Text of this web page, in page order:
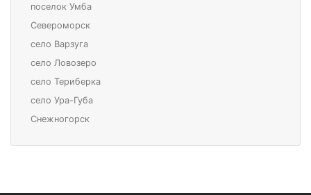
поселок Умба
Североморск
село Варзуга
село Ловозеро
село Териберка
село Ура-Губа
Снежногорск